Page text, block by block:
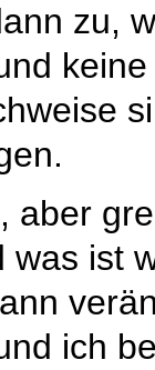
zu,
aber
was ist
ich